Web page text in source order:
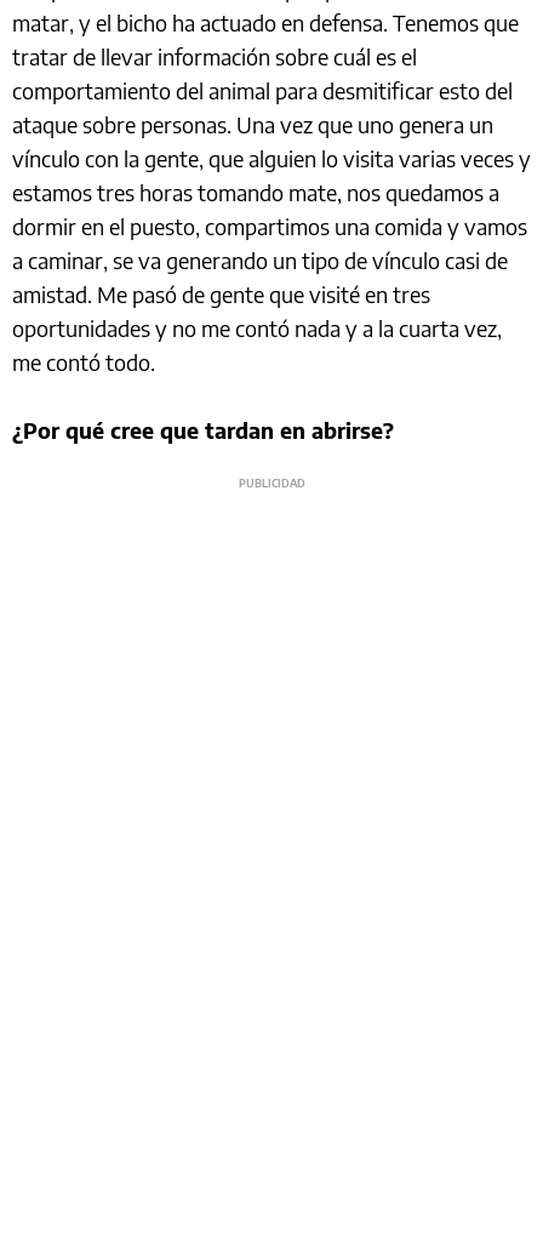
matar, y el bicho ha actuado en defensa. Tenemos que
tratar de llevar información sobre cuál es el
comportamiento del animal para desmitificar esto del
ataque sobre personas. Una vez que uno genera un
vínculo con la gente, que alguien lo visita varias veces y
estamos tres horas tomando mate, nos quedamos a
dormir en el puesto, compartimos una comida y vamos
a caminar, se va generando un tipo de vínculo casi de
amistad. Me pasó de gente que visité en tres
oportunidades y no me contó nada y a la cuarta vez,
me contó todo.
¿Por qué cree que tardan en abrirse?